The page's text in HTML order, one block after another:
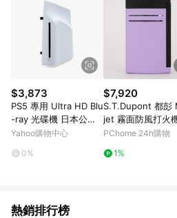
$3,873
PS5 專用 Ultra HD Blu
-ray 光碟機 日本公司
貨
Yahoo購物中心
0%
$7,920
S.T.Dupont 都彭
jet 霧面防風打火
丁香 020162
PChome 24h購物
1%
熱銷排行榜